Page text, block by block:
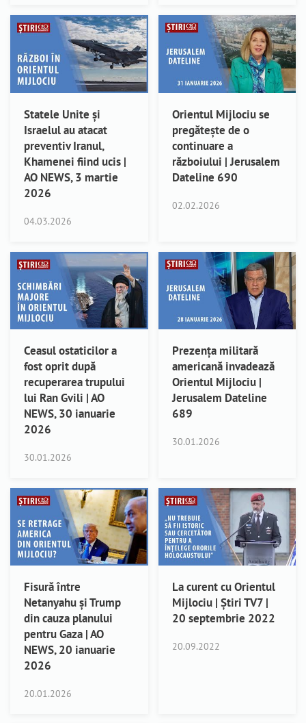
Statele Unite și
Israelul au atacat
preventiv Iranul,
Khamenei fiind ucis |
AO NEWS, 3 martie
2026
04.03.2026
Orientul Mijlociu se
pregătește de o
continuare a
războiului | Jerusalem
Dateline 690
02.02.2026
Ceasul ostaticilor a
fost oprit după
recuperarea trupului
lui Ran Gvili | AO
NEWS, 30 ianuarie
2026
30.01.2026
Prezența militară
americană invadează
Orientul Mijlociu |
Jerusalem Dateline
689
30.01.2026
Fisură între
Netanyahu și Trump
din cauza planului
pentru Gaza | AO
NEWS, 20 ianuarie
2026
20.01.2026
La curent cu Orientul
Mijlociu | Știri TV7 |
20 septembrie 2022
20.09.2022